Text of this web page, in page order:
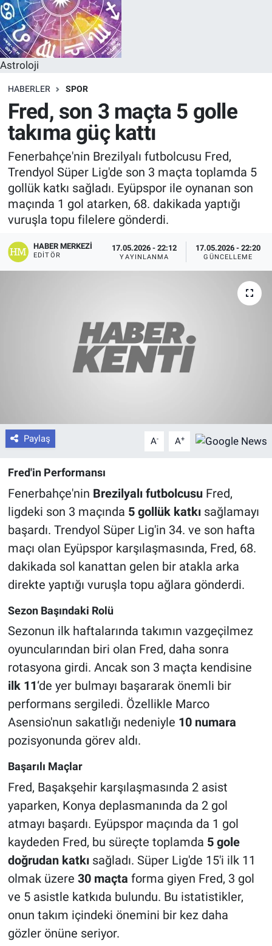
Astroloji
HABERLER SPOR
Fred, son 3 maçta 5 golle
takıma güç kattı
Fenerbahçe'nin Brezilyalı futbolcusu Fred,
Trendyol Süper Lig'de son 3 maçta toplamda 5
gollük katkı sağladı. Eyüpspor ile oynanan son
maçında 1 gol atarken, 68. dakikada yaptığı
vuruşla topu filelere gönderdi.
HABER MERKEZI
EDITÖR
17.05.2026 - 22:12
YAYINLANMA
17.05.2026 - 22:20
GÜNCELLEME
Paylaş A- A+
Fred'in Performansı
Fenerbahçe'nin Brezilyalı futbolcusuFred,
ligdeki son 3 maçında 5 gollük katkısağlamayı
başardı. Trendyol Süper Lig'in 34. ve son hafta
maçı olan Eyüpspor karşılaşmasında, Fred, 68.
dakikada sol kanattan gelen bir atakla arka
direkte yaptığı vuruşla topu ağlara gönderdi.
Sezon Başındaki Rolü
Sezonun ilk haftalarında takımın vazgeçilmez
oyuncularından biri olan Fred, daha sonra
rotasyona girdi. Ancak son 3 maçta kendisine
ilk 11‘de yer bulmayı başararak önemli bir
performans sergiledi. Özellikle Marco
Asensio'nun sakatlığı nedeniyle 10 numara
pozisyonunda görev aldı.
Başarılı Maçlar
Fred, Başakşehir karşılaşmasında 2 asist
yaparken, Konya deplasmanında da 2 gol
atmayı başardı. Eyüpspor maçında da 1 gol
kaydeden Fred, bu süreçte toplamda 5 gole
doğrudan katkısağladı. Süper Lig'de 15'i ilk 11
olmak üzere 30 maçta forma giyen Fred, 3 gol
ve 5 asistle katkıda bulundu. Bu istatistikler,
onun takım içindeki önemini bir kez daha
gözler önüne seriyor.